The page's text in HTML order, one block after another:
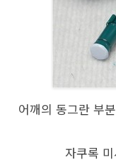
어깨의 동그란 부
자쿠록